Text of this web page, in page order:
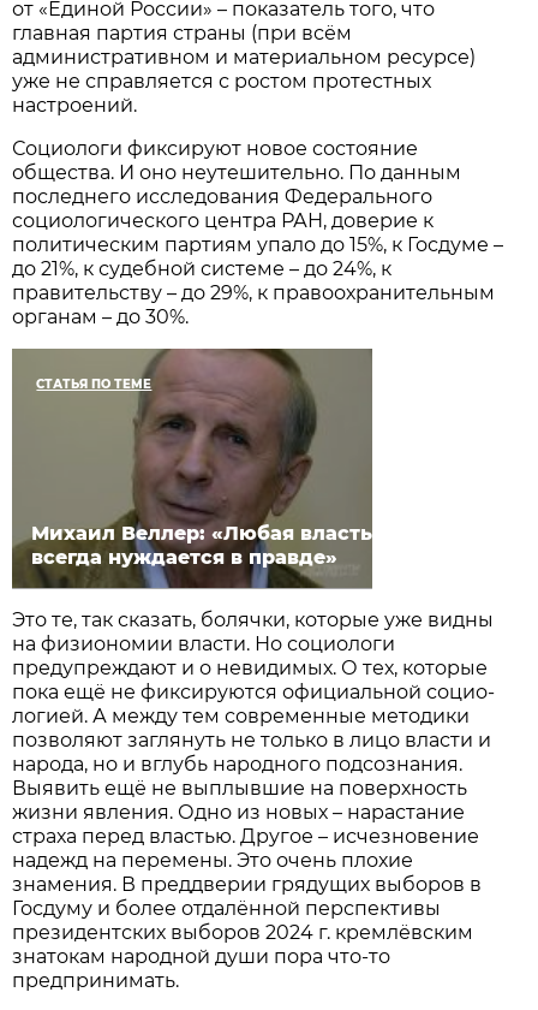
от «Единой России» – показатель того, что
главная партия страны (при всём
административном и материальном ресурсе)
уже не справляется с ростом протест­ных
настроений.
Социологи фиксируют новое состояние
общества. И оно неутешительно. По данным
последнего исследования Федерального
социологического центра РАН, доверие к
политическим партиям упало до 15%, к Госдуме –
до 21%, к судебной системе – до 24%, к
правительству – до 29%, к право­охранительным
органам – до 30%.
СТАТЬЯ ПО ТЕМЕ
Михаил Веллер: «Любая власть
всегда нуждается в правде»
Это те, так сказать, болячки, которые уже видны
на физиономии власти. Но социологи
предупреждают и о невидимых. О тех, которые
пока ещё не фиксируются официальной социо­
логией. А между тем современные методики
позволяют заглянуть не только в лицо власти и
народа, но и вглубь народного подсознания.
Выявить ещё не выплывшие на поверх­ность
жизни явления. Одно из новых – нарастание
страха перед властью. Другое – исчезновение
надежд на перемены. Это очень плохие
знамения. В преддверии грядущих выборов в
Госдуму и более отдалённой перспективы
президентских выборов 2024 г. кремлёвским
знатокам народной души пора что-то
предпринимать.